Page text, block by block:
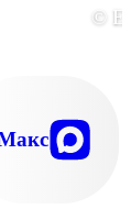
©